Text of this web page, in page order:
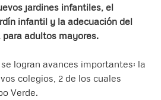
jardines infantiles, el
infantil y la adecuación del
para adultos mayores.
logran avances importantes: la
colegios, 2 de los cuales
Verde.